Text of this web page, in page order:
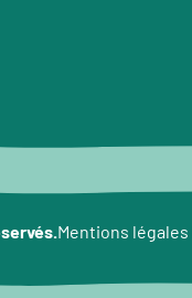
Mentions légales